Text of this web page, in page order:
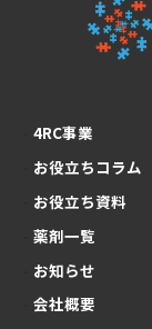
4RC事業
お役立ちコラム
お役立ち資料
薬剤一覧
お知らせ
会社概要